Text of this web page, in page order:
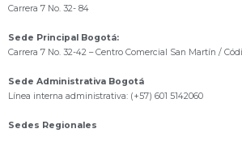
Carrera 7 No. 32- 84
Sede Principal Bogotá:
Carrera 7 No. 32-42 – Centro Comercial San Martín /
Sede Administrativa Bogotá
Línea interna administrativa: (+57) 601 5142060
Sedes Regionales